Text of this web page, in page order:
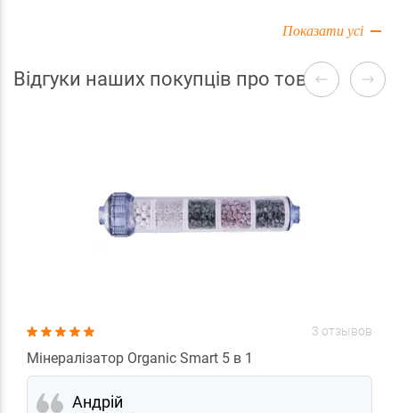
Показати усі
Відгуки наших покупців про товари
3 отзывов
Мінералізатор Organic Smart 5 в 1
Андрій